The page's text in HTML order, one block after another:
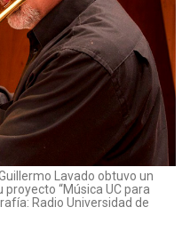
Lavado obtuvo un
“Música UC para
Radio Universidad de